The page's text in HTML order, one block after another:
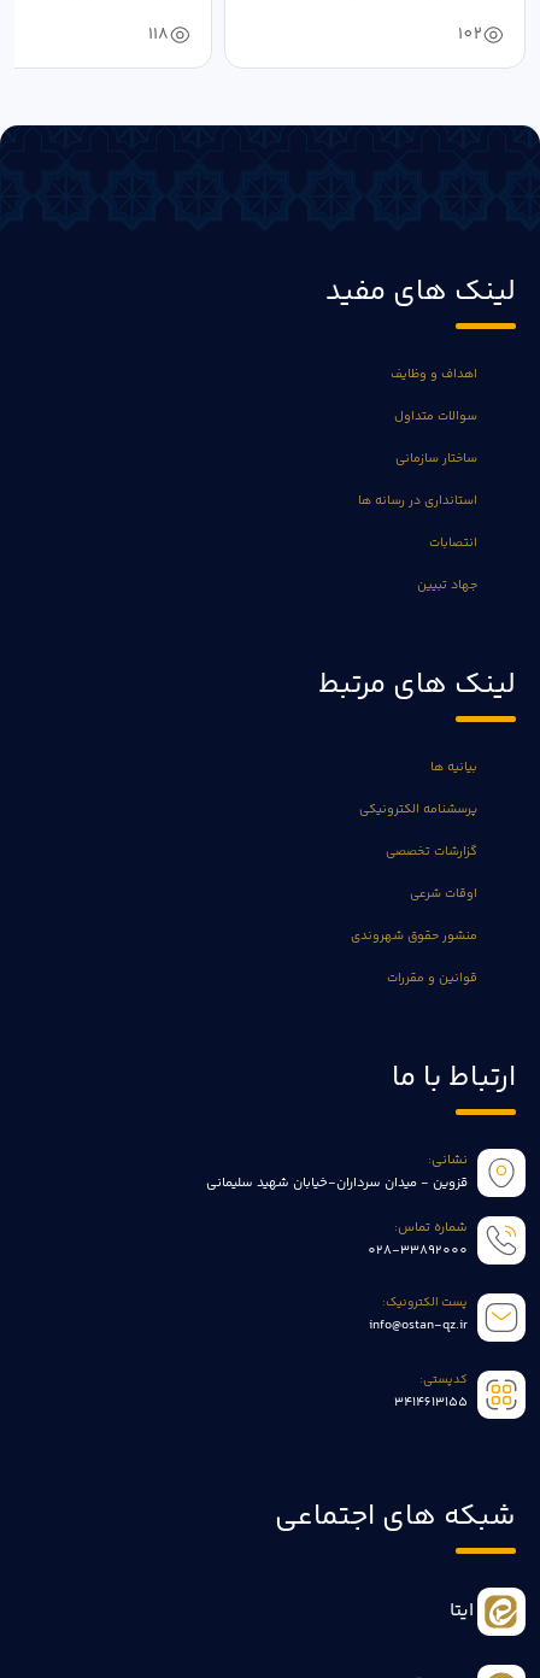
102
118
لینک های مفید
اهداف و وظایف
سوالات متداول
ساختار سازمانی
استانداری در رسانه ها
انتصابات
جهاد تبیین
لینک های مرتبط
بیانیه ها
پرسشنامه الکترونیکی
گزارشات تخصصی
اوقات شرعی
منشور حقوق شهروندی
قوانین و مقررات
ارتباط با ما
نشانی:
قزوین - میدان سرداران-خیابان شهید سلیمانی
شماره تماس:
028-33892000
پست الکترونیک:
info@ostan-qz.ir
کدپستی:
3414613155
شبکه های اجتماعی
ایتا